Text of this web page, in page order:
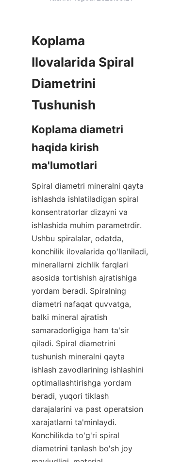
Koplama
Ilovalarida Spiral
Diametrini
Tushunish
Koplama diametri
haqida kirish
ma'lumotlari
Spiral diametri mineralni qayta
ishlashda ishlatiladigan spiral
konsentratorlar dizayni va
ishlashida muhim parametrdir.
Ushbu spiralalar, odatda,
konchilik ilovalarida qo'llaniladi,
minerallarni zichlik farqlari
asosida tortishish ajratishiga
yordam beradi. Spiralning
diametri nafaqat quvvatga,
balki mineral ajratish
samaradorligiga ham ta'sir
qiladi. Spiral diametrini
tushunish mineralni qayta
ishlash zavodlarining ishlashini
optimallashtirishga yordam
beradi, yuqori tiklash
darajalarini va past operatsion
xarajatlarni ta'minlaydi.
Konchilikda to'g'ri spiral
diametrini tanlash bo'sh joy